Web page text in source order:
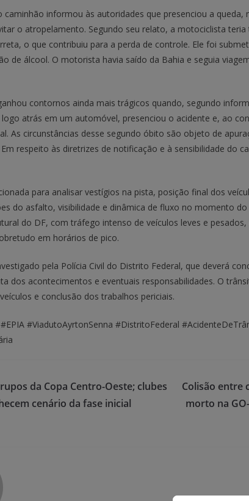
caminhão informou às autoridades que presenciou a queda,
o atropelamento. Segundo seu relato, a motociclista
o que contribuiu para a perda de controle. Ele foi
de álcool. O motorista havia saído da Bahia e seguia
contornos ainda mais trágicos quando, segundo
atrás em um automóvel, presenciou o acidente e, ao
As circunstâncias desse segundo óbito são objeto de
respeito às diretrizes de notificação e à sensibilidade do
para analisar vestígios na pista, posição final dos
do asfalto, visibilidade e dinâmica de fluxo no momento do
do DF, com tráfego intenso de veículos leves e
em horários de pico.
pela Polícia Civil do Distrito Federal, que deverá
dos acontecimentos e eventuais responsabilidades. O
e conclusão dos trabalhos periciais.
#ViadutoAyrtonSenna #DistritoFederal
da Copa Centro-Oeste; clubes
cenário da fase inicial
Colisão entre
morto na